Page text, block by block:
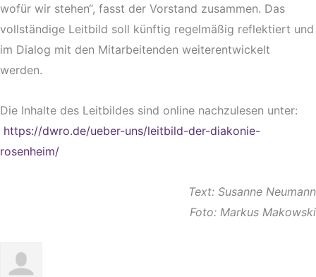
wofür wir stehen“, fasst der Vorstand zusammen. Das
vollständige Leitbild soll künftig regelmäßig reflektiert und
im Dialog mit den Mitarbeitenden weiterentwickelt
werden.
Die Inhalte des Leitbildes sind online nachzulesen unter:
https://dwro.de/ueber-uns/leitbild-der-diakonie-
rosenheim/
Text: Susanne Neumann
Foto: Markus Makowski